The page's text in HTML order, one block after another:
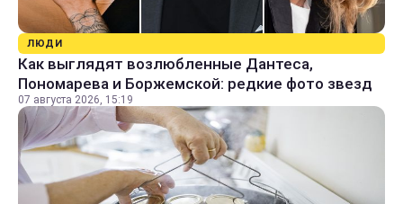
ЛЮДИ
Как выглядят возлюбленные Дантеса,
Пономарева и Боржемской: редкие фото звезд
07 августа 2026, 15:19